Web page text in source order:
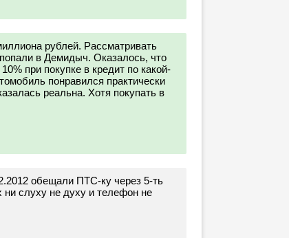
рублей. Рассматривать
в Демидыч. Оказалось, что
при покупке в кредит по какой-
понравился практически
реальна. Хотя покупать в
обещали ПТС-ку через 5-ть
ни слуху не духу и телефон не